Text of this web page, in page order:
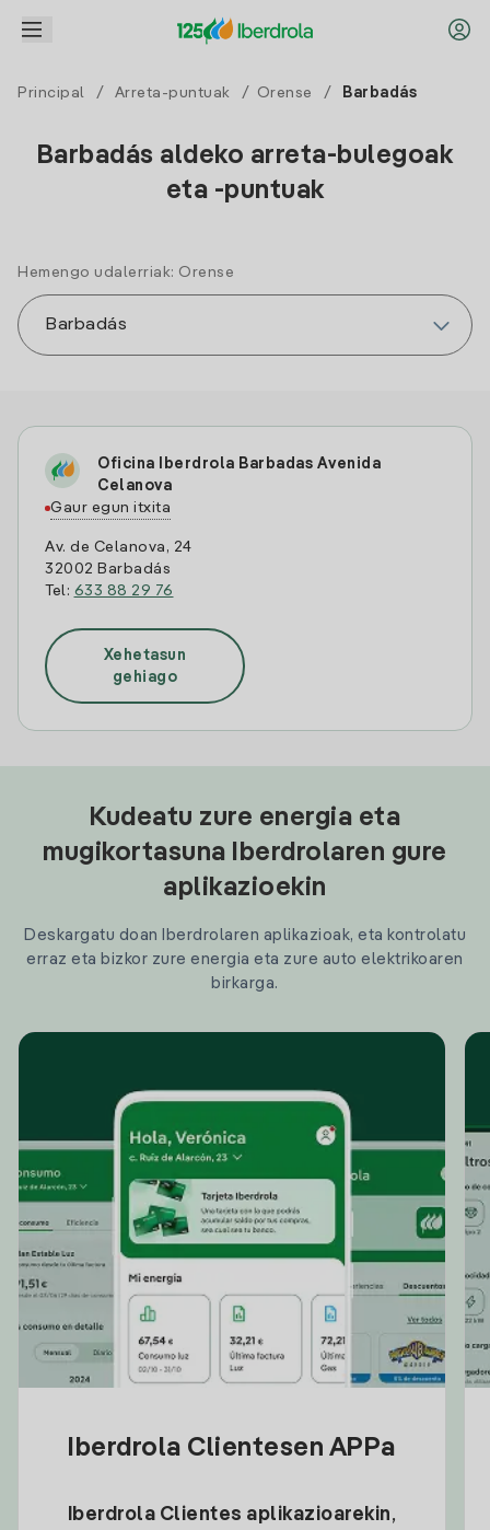
Principal / Arreta-puntuak / Orense / Barbadás
Barbadás aldeko arreta-bulegoak
eta -puntuak
Hemengo udalerriak: Orense
Oficina Iberdrola Barbadas Avenida
Celanova
Gaur egun itxita
Av. de Celanova, 24
32002 Barbadás
Tel: 633 88 29 76
Xehetasun
gehiago
Kudeatu zure energia eta
mugikortasuna Iberdrolaren gure
aplikazioekin
Deskargatu doan Iberdrolaren aplikazioak, eta kontrolatu
erraz eta bizkor zure energia eta zure auto elektrikoaren
birkarga.
Iberdrola Clientesen APPa
Iberdrola Clientes aplikazioarekin,